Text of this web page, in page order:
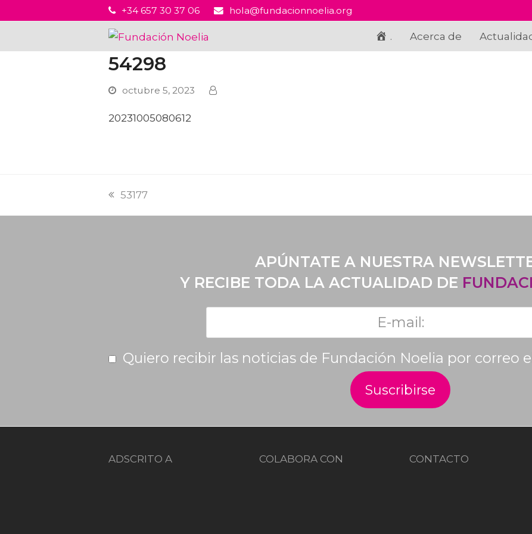
+34 657 30 37 06 hola@fundacionnoelia.org
. Acerca de
54298
octubre 5, 2023
20231005080612
53177
APÚNTATE A NUESTRA
Y RECIBE TODA LA ACTUALIDAD DE
Quiero recibir las noticias de Fundación Noelia por correo
ADSCRITO A COLABORA CON CONTACTO